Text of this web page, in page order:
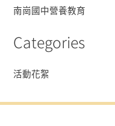
南崗國中營養教育
Categories
活動花絮